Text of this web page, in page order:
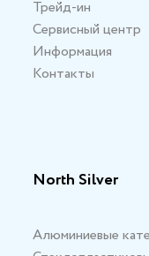
Трейд-ин
Сервисный центр
Информация
Контакты
North Silver
Алюминиевые